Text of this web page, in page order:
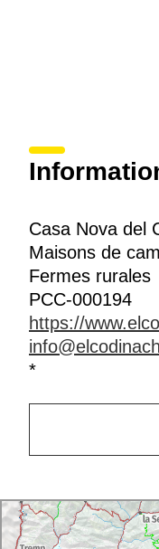
Casa Nova del
Maisons de
Fermes rurales
PCC-000194
https://
*